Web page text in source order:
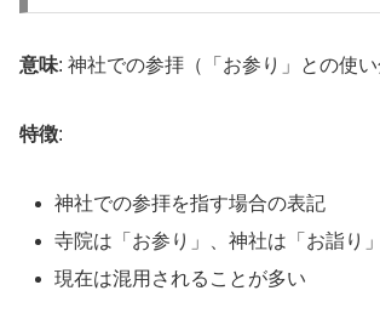
意味: 神社での参拝（「お参り」との使い
特徴:
神社での参拝を指す場合の表記
寺院は「お参り」、神社は「お詣り」
現在は混用されることが多い